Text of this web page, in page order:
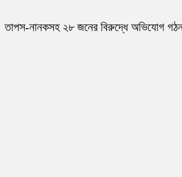
তাপস-নানকসহ ২৮ জনের বিরুদ্ধে অভিযোগ